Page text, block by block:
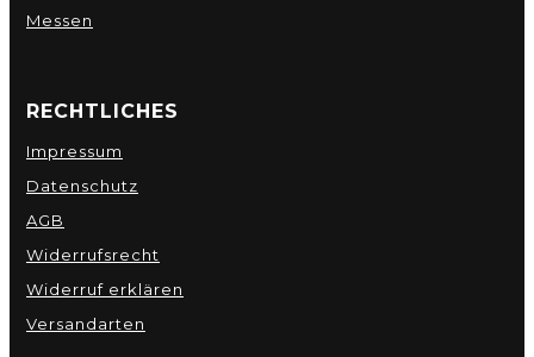
Messen
RECHTLICHES
Impressum
Datenschutz
AGB
Widerrufsrecht
Widerruf erklären
Versandarten